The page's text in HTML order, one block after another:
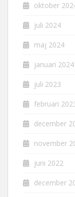
oktober
juli 2024
maj 2024
januari 2024
juli 2023
februari
december
november
juni 2022
december